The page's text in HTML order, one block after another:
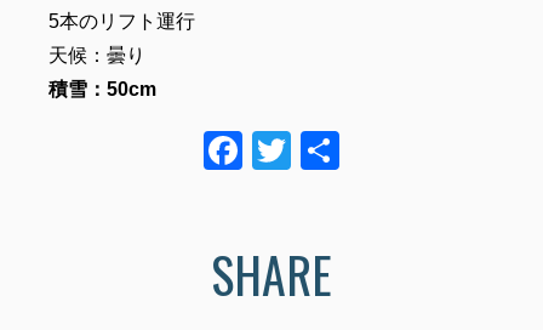
5本のリフト運行
天候：曇り
積雪：50cm
F
e
b
T
er
SHARE